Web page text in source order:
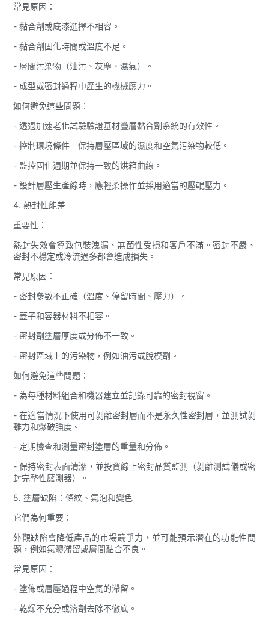
常見原因：
- 黏合劑或底漆選擇不相容。
- 黏合劑固化時間或溫度不足。
- 層間污染物（油污、灰塵、濕氣）。
- 成型或密封過程中產生的機械應力。
如何避免這些問題：
- 透過加速老化試驗驗證基材疊層黏合劑系統的有效性。
- 控制環境條件－保持層壓區域的濕度和空氣污染物較低。
- 監控固化週期並保持一致的烘箱曲線。
- 設計層壓生產線時，應輕柔操作並採用適當的壓輥壓力。
4. 熱封性能差
重要性：
熱封失效會導致包裝洩漏、無菌性受損和客戶不滿。密封不嚴、
密封不穩定或冷流過多都會造成損失。
常見原因：
- 密封參數不正確（溫度、停留時間、壓力）。
- 蓋子和容器材料不相容。
- 密封劑塗層厚度或分佈不一致。
- 密封區域上的污染物，例如油污或脫模劑。
如何避免這些問題：
- 為每種材料組合和機器建立並記錄可靠的密封視窗。
- 在適當情況下使用可剝離密封層而不是永久性密封層，並測試剝
離力和爆破強度。
- 定期檢查和測量密封塗層的重量和分佈。
- 保持密封表面清潔，並投資線上密封品質監測（剝離測試儀或密
封完整性感測器）。
5. 塗層缺陷：條紋、氣泡和變色
它們為何重要：
外觀缺陷會降低產品的市場競爭力，並可能預示潛在的功能性問
題，例如氣體滯留或層間黏合不良。
常見原因：
- 塗佈或層壓過程中空氣的滯留。
- 乾燥不充分或溶劑去除不徹底。